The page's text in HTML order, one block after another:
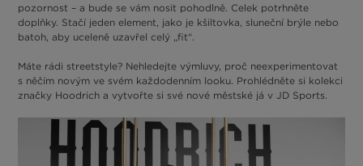
pozornost – a bude se vám nosit pohodlně. Celek potrhněte
doplňky. Stačí jeden element, jako je kšiltovka, sluneční brýle nebo
batoh, aby uceleně uzavřel celý „fit“.
Máte rádi streetstyle? Nehledejte výmluvy, proč neexperimentovat
s něčím novým ve svém každodenním looku. Prohlédněte si kolekci
značky Hoodrich a vytvořte si své nové městské já v JD Sports.